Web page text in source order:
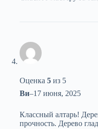
Оценка 5 из 5
Ви–17 июня, 2025
Классный алтарь!
прочность. Дерево